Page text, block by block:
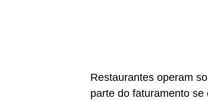
Restaurantes operam
parte do faturamento